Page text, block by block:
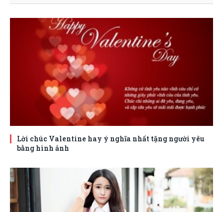
Lời chúc Valentine hay ý nghĩa nhất tặng người yêu
bằng hình ảnh